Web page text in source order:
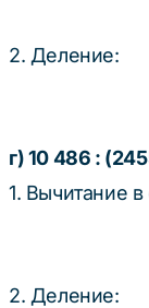
2. Деление:
г) 10 486 :
1. Вычитание в
2. Деление: